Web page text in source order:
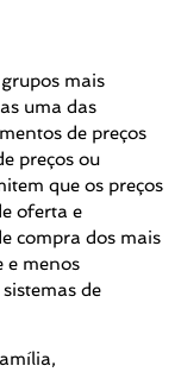
mais
uma das
de preços
preços ou
que os preços
oferta e
compra dos mais
e menos
de